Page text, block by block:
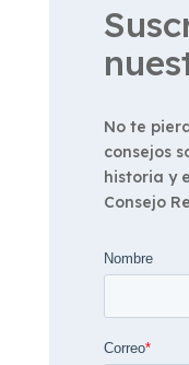
No te
consejos
historia y
Consejo